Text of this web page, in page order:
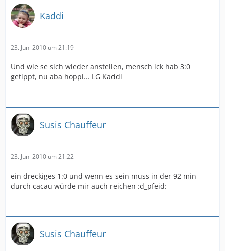
Kaddi
23. Juni 2010 um 21:19
Und wie se sich wieder anstellen, mensch ick hab 3:0
getippt, nu aba hoppi... LG Kaddi
Susis Chauffeur
23. Juni 2010 um 21:22
ein dreckiges 1:0 und wenn es sein muss in der 92 min
durch cacau würde mir auch reichen :d_pfeid:
Susis Chauffeur